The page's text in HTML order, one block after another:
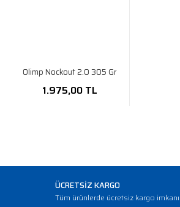
Olimp Nockout 2.0 305 Gr
1.975,00 TL
ÜCRETSİZ KARGO
Tüm ürünlerde ücretsiz kargo imkanı